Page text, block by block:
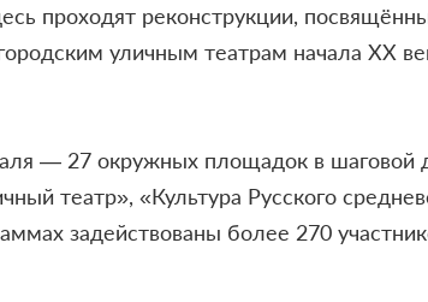
проходят реконструкции,
уличным театрам начала XX
— 27 окружных площадок в шаговой
театр», «Культура Русского
задействованы более 270